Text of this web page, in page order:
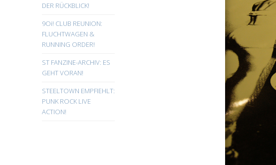
DER RÜCKBLICK!
9Oi! CLUB REUNION:
FLUCHTWAGEN &
RUNNING ORDER!
ST FANZINE-ARCHIV: ES
GEHT VORAN!
STEELTOWN EMPFIEHLT:
PUNK ROCK LIVE
ACTION!